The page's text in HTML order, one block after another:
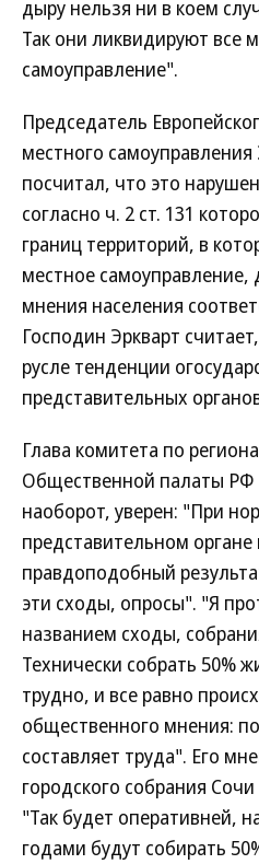
дыру нельзя ни в коем
Так они ликвидируют все
самоуправление".
Председатель
местного
посчитал, что это
согласно ч. 2 ст. 131
границ территорий, в
местное самоуправление,
мнения населения
Господин Эркварт
русле тенденции
представительных
Глава комитета по
Общественной палаты РФ
наоборот, уверен: "При
представительном
правдоподобный
эти сходы, опросы". "Я
названием сходы,
Технически собрать 50%
трудно, и все равно
общественного мнения:
составляет труда". Его
городского собрания
"Так будет оперативней,
годами будут собирать